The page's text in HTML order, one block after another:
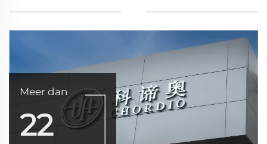
Meer dan
22